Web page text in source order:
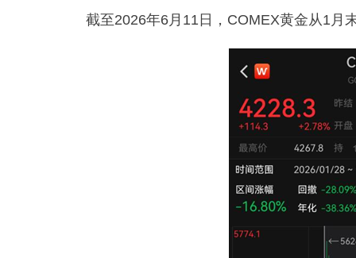
截至2026年6月11日，COMEX黄金从1月